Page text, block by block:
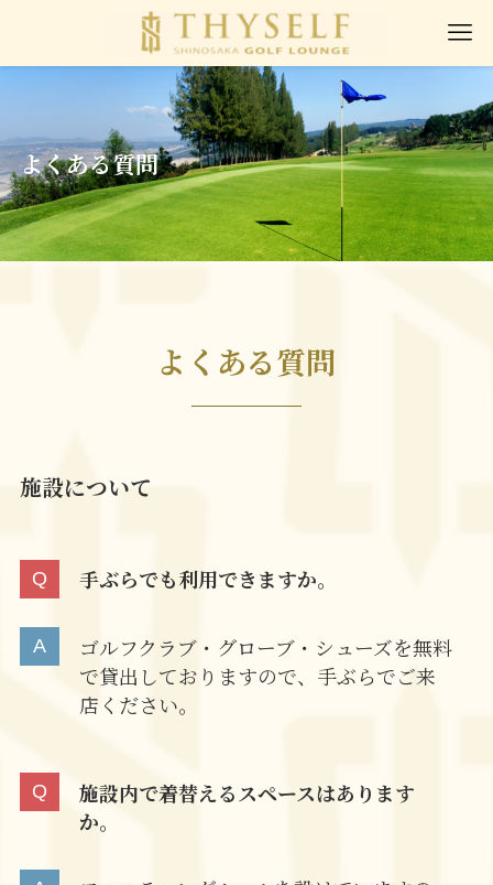
よくある質問
よくある質問
施設について
手ぶらでも利用できますか。
ゴルフクラブ・グローブ・シューズを無料
で貸出しておりますので、手ぶらでご来
店ください。
施設内で着替えるスペースはあります
か。